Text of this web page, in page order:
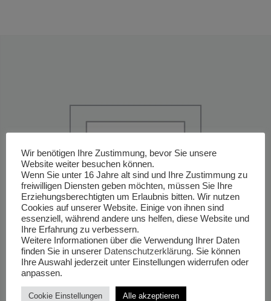
Wir benötigen Ihre Zustimmung, bevor Sie unsere
Website weiter besuchen können.
Wenn Sie unter 16 Jahre alt sind und Ihre Zustimmung zu
freiwilligen Diensten geben möchten, müssen Sie Ihre
Erziehungsberechtigten um Erlaubnis bitten. Wir nutzen
Cookies auf unserer Website. Einige von ihnen sind
essenziell, während andere uns helfen, diese Website und
Ihre Erfahrung zu verbessern.
Weitere Informationen über die Verwendung Ihrer Daten
finden Sie in unserer Datenschutzerklärung. Sie können
Ihre Auswahl jederzeit unter Einstellungen widerrufen oder
anpassen.
Cookie Einstellungen Alle akzeptieren